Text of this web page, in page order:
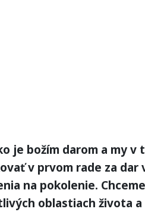
je božím darom a my
v prvom rade za dar
na pokolenie.
oblastiach života